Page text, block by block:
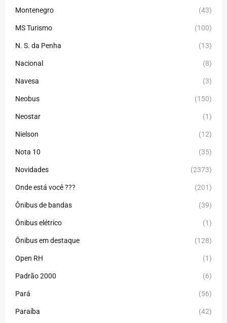
Montenegro (43)
MS Turismo (100)
N. S. da Penha (13)
Nacional (8)
Navesa (3)
Neobus (150)
Neostar (1)
Nielson (12)
Nota 10 (35)
Novidades (2373)
Onde está você ??? (201)
Ônibus de bandas (39)
Ônibus elétrico (1)
Ônibus em destaque (128)
Open RH (1)
Padrão 2000 (6)
Pará (56)
Paraíba (42)